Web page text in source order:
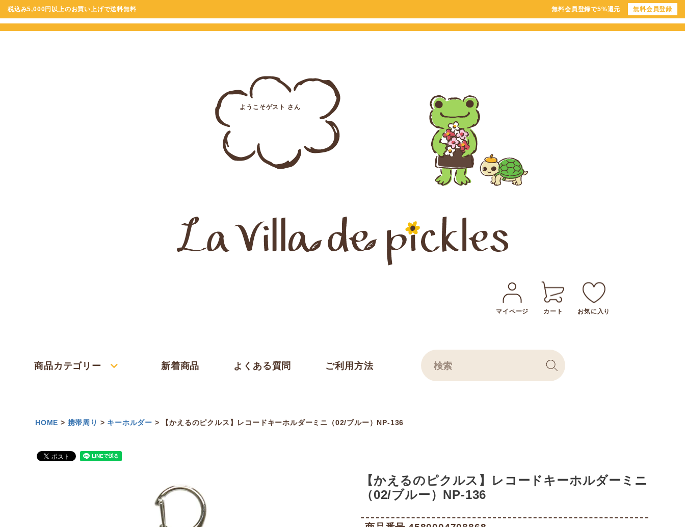
税込み5,000円以上のお買い上げで送料無料 無料会員登録で5%還元 無料会員登録
ようこそゲスト さん
マイページ カート お気に入り
商品カテゴリー 新着商品 よくある質問 ご利用方法
HOME 携帯周り キーホルダー 【かえるのピクルス】レコードキーホルダーミニ（02/ブルー）NP-136
【かえるのピクルス】レコードキーホルダーミニ
（02/ブルー）NP-136